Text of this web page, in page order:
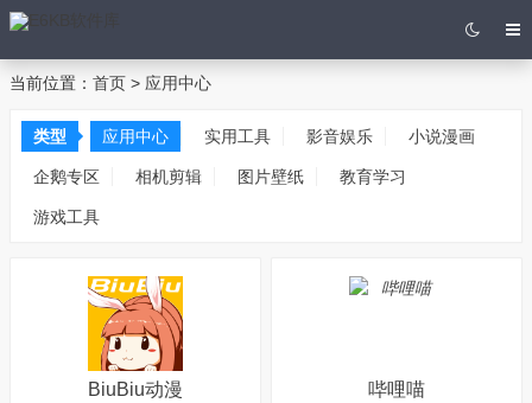
当前位置： 首页 > 应用中心
类型 应用中心 实用工具 影音娱乐 小说漫画
企鹅专区 相机剪辑 图片壁纸 教育学习
游戏工具
BiuBiu动漫 哔哩喵